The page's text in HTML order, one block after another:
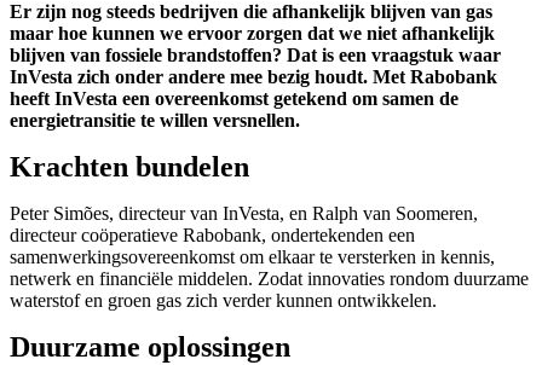
Er zijn nog steeds bedrijven die afhankelijk blijven van gas
maar hoe kunnen we ervoor zorgen dat we niet afhankelijk
blijven van fossiele brandstoffen? Dat is een vraagstuk waar
InVesta zich onder andere mee bezig houdt. Met Rabobank
heeft InVesta een overeenkomst getekend om samen de
energietransitie te willen versnellen.
Krachten bundelen
Peter Simões, directeur van InVesta, en Ralph van Soomeren,
directeur coöperatieve Rabobank, ondertekenden een
samenwerkingsovereenkomst om elkaar te versterken in kennis,
netwerk en financiële middelen. Zodat innovaties rondom duurzame
waterstof en groen gas zich verder kunnen ontwikkelen.
Duurzame oplossingen